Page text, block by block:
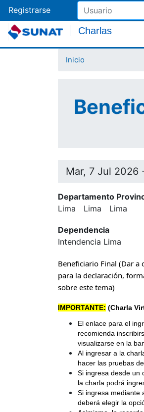
Registrarse
Charlas
Inicio
Mar, 7 Jul 2026
Departamento
Lima
Lima Lima
Dependencia
Intendencia Lima
Beneficiario Final (Dar a
para la declaración,
sobre este tema)
IMPORTANTE: (Charla
El enlace para el
recomienda
visualizarse en la
Al ingresar a la
hacer las pruebas
Si ingresa desde un
la charla podrá
Si ingresa mediante
deberá elegir la